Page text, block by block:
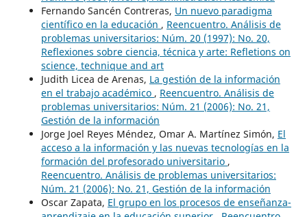
Fernando Sancén Contreras, Un nuevo paradigma
científico en la educación , Reencuentro. Análisis de
problemas universitarios: Núm. 20 (1997): No. 20,
Reflexiones sobre ciencia, técnica y arte: Refletions on
science, technique and art
Judith Licea de Arenas, La gestión de la información
en el trabajo académico , Reencuentro. Análisis de
problemas universitarios: Núm. 21 (2006): No. 21,
Gestión de la información
Jorge Joel Reyes Méndez, Omar A. Martínez Simón, El
acceso a la información y las nuevas tecnologías en la
formación del profesorado universitario ,
Reencuentro. Análisis de problemas universitarios:
Núm. 21 (2006): No. 21, Gestión de la información
Oscar Zapata, El grupo en los procesos de enseñanza-